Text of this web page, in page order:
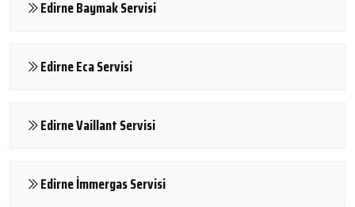
Edirne Baymak Servisi
Edirne Eca Servisi
Edirne Vaillant Servisi
Edirne İmmergas Servisi